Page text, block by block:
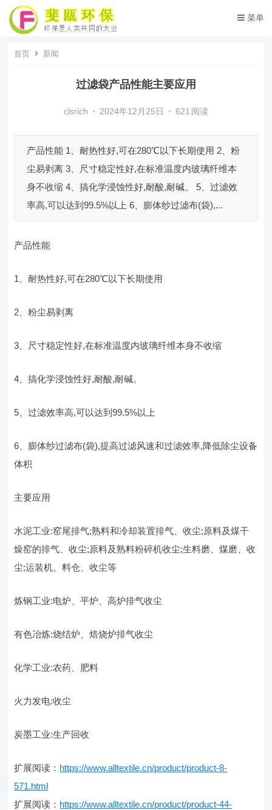
菜单
首页 新闻
过滤袋产品性能主要应用
clsrich • 2024年12月25日 • 621 阅读
产品性能 1、耐热性好,可在280℃以下长期使用 2、粉
尘易剥离 3、尺寸稳定性好,在标准温度内玻璃纤维本
身不收缩 4、搞化学浸蚀性好,耐酸,耐碱。 5、过滤效
率高,可以达到99.5%以上 6、膨体纱过滤布(袋),...
产品性能
1、耐热性好,可在280℃以下长期使用
2、粉尘易剥离
3、尺寸稳定性好,在标准温度内玻璃纤维本身不收缩
4、搞化学浸蚀性好,耐酸,耐碱。
5、过滤效率高,可以达到99.5%以上
6、膨体纱过滤布(袋),提高过滤风速和过滤效率,降低除尘设备
体积
主要应用
水泥工业:窑尾排气;熟料和冷却装置排气、收尘;原料及煤干
燥窑的排气、收尘;原料及熟料粉碎机收尘;生料磨、煤磨、收
尘;运装机、料仓、收尘等
炼钢工业:电炉、平炉、高炉排气收尘
有色冶炼:烧结炉、焙烧炉排气收尘
化学工业:农药、肥料
火力发电:收尘
炭墨工业:生产回收
扩展阅读： https://www.alltextile.cn/product/product-8-
571.html
扩展阅读： https://www.alltextile.cn/product/product-44-